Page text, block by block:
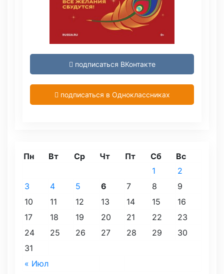
подписаться ВКонтакте
подписаться в Одноклассниках
Пн Вт Ср Чт Пт Сб Вс
« Июл
1
2
3
4 5 6 7 8
9
10
11 12 13 14 15
16
17
18 19 20 21 22
23
24
25 26 27 28 29
30
31